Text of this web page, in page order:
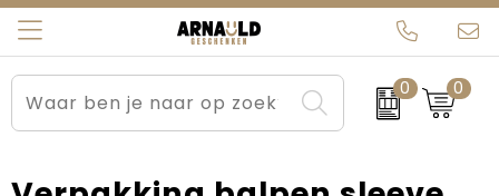
0 0
Relatiegeschenken
Sportkleding
Beurs en Evenementen
Brievenbuspakketten
Arnauld Kerstpakketten
MijnEigenKadootje
Ons team
Contact